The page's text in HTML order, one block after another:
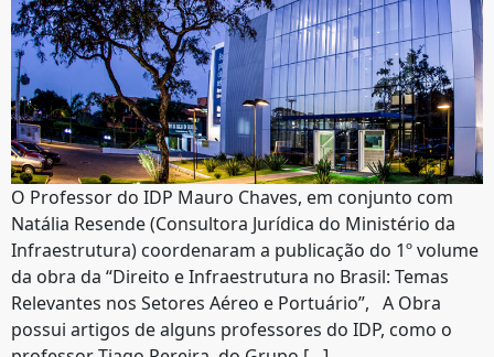
O Professor do IDP Mauro Chaves, em conjunto com
Natália Resende (Consultora Jurídica do Ministério da
Infraestrutura) coordenaram a publicação do 1º volume
da obra da “Direito e Infraestrutura no Brasil: Temas
Relevantes nos Setores Aéreo e Portuário”, A Obra
possui artigos de alguns professores do IDP, como o